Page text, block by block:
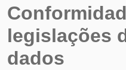
legislações
dados